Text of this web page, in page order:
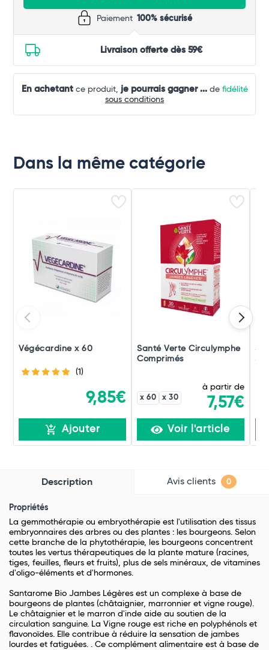
Paiement 100% sécurisé
Livraison offerte dès 59€
En achetantce produit, je pourrais gagner ...de fidélité
sous conditions
Dans la même catégorie
Végécardine x 60
(1)
9,85€
Ajouter
Santé Verte Circulymphe
Comprimés
x 60 x 30
à partir de
7,57€
Voir l'article
Description Avis clients 0
Propriétés
La gemmothérapie ou embryothérapie est l'utilisation des tissus
embryonnaires des arbres ou des plantes : les bourgeons. Selon
cette branche de la phytothérapie, les bourgeons concentrent
toutes les vertus thérapeutiques de la plante mature (racines,
tiges, feuilles, fleurs et fruits), plus de sels minéraux, de vitamines
d'oligo-éléments et d'hormones.
Santarome Bio Jambes Légères est un complexe à base de
bourgeons de plantes (châtaignier, marronnier et vigne rouge).
Le châtaignier et le marron d'inde aide au soutien de la
circulation sanguine. La Vigne rouge est riche en polyphénols et
flavonoïdes. Elle contribue à réduire la sensation de jambes
lourdes et fatiguées. . Ce complément alimentaire est à base de